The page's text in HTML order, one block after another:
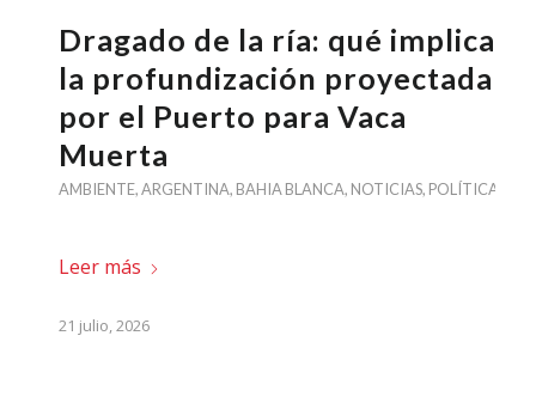
Dragado de la ría: qué implica
la profundización proyectada
por el Puerto para Vaca
Muerta
AMBIENTE,ARGENTINA, BAHIA BLANCA, NOTICIAS, POLÍTICA
Leer más
21 julio, 2026